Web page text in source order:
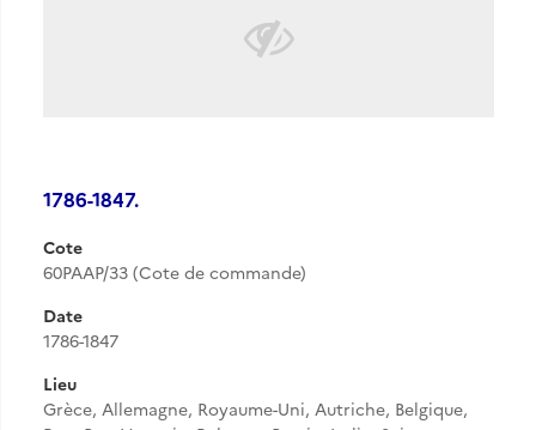
1786-1847.
Cote
60PAAP/33 (Cote de commande)
Date
1786-1847
Lieu
Grèce, Allemagne, Royaume-Uni, Autriche, Belgique,